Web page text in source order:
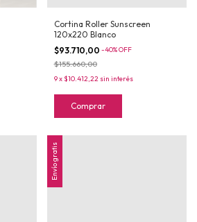
Cortina Roller Sunscreen
120x220 Blanco
$93.710,00 -40%OFF
$155.660,00
9x$10.412,22 sin interés
Comprar
Envío gratis